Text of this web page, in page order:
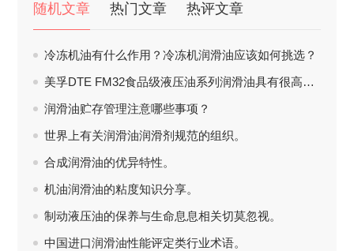
随机文章 热门文章 热评文章
冷冻机油有什么作用？冷冻机润滑油应该如何挑选？
美孚DTE FM32食品级液压油系列润滑油具有很高的收视率。
润滑油贮存管理注意哪些事项？
世界上有关润滑油润滑剂规范的组织。
合成润滑油的优异特性。
机油润滑油的粘度知识分享。
制动液压油的保养与生命息息相关切莫忽视。
中国进口润滑油性能评定类行业术语。